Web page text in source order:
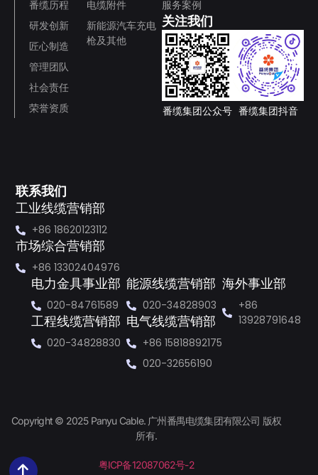
番缆历程
研发创新
匠心制造
管理团队
社会责任
荣誉资质
电缆附件
新能源汽车充电
枪及其他
服务案例
关注我们
番缆集团公众号 番缆集团抖音
联系我们
工业线缆营销部
+86 18620123112
市场综合营销部
+86 13302404976
电力金具事业部
020-84761589
工程线缆营销部
020-34828830
能源线缆营销部
020-34828903
电气线缆营销部
+86 15818892175
020-32656190
海外事业部
+86
13928791648
Copyright © 2025 Panyu Cable. 广州番禺电缆集团有限公司 版权
所有.
粤ICP备12087062号-2